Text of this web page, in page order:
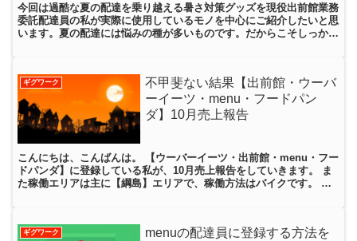
今回は過酷な夏の配達を乗り越える暑さ対策グッズを現役出前館業務
委託配達員の私が実際に使用しているモノを中心にご紹介したいと思
います。夏の配達には悩みの種が多いものです。だからこそしっかり
ギグワーク
不甲斐ない結果【出前館・ウーバ
ーイーツ・menu・フードパン
ダ】10月売上報告
こんにちは、こんばんは。 【ウーバーイーツ・出前館・menu・フー
ドパンダ】に登録している私が、10月売上報告をしていきます。 ま
た稼働エリアは主に【綱島】エリアで、稼働方法はバイクです。 た
ギグワーク
menuの配達員に登録する方法を